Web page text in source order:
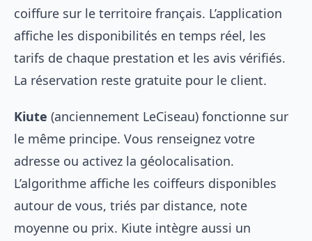
coiffure sur le territoire français. L’application
affiche les disponibilités en temps réel, les
tarifs de chaque prestation et les avis vérifiés.
La réservation reste gratuite pour le client.
Kiute (anciennement LeCiseau) fonctionne sur
le même principe. Vous renseignez votre
adresse ou activez la géolocalisation.
L’algorithme affiche les coiffeurs disponibles
autour de vous, triés par distance, note
moyenne ou prix. Kiute intègre aussi un